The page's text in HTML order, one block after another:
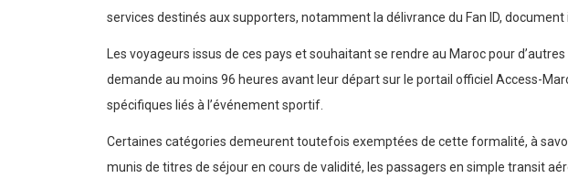
services destinés aux supporters, notamment la délivrance du Fan ID,
Les voyageurs issus de ces pays et souhaitant se rendre au Maroc pour
demande au moins 96 heures avant leur départ sur le portail officiel Access-
spécifiques liés à l’événement sportif.
Certaines catégories demeurent toutefois exemptées de cette formalité, à
munis de titres de séjour en cours de validité, les passagers en simple transit